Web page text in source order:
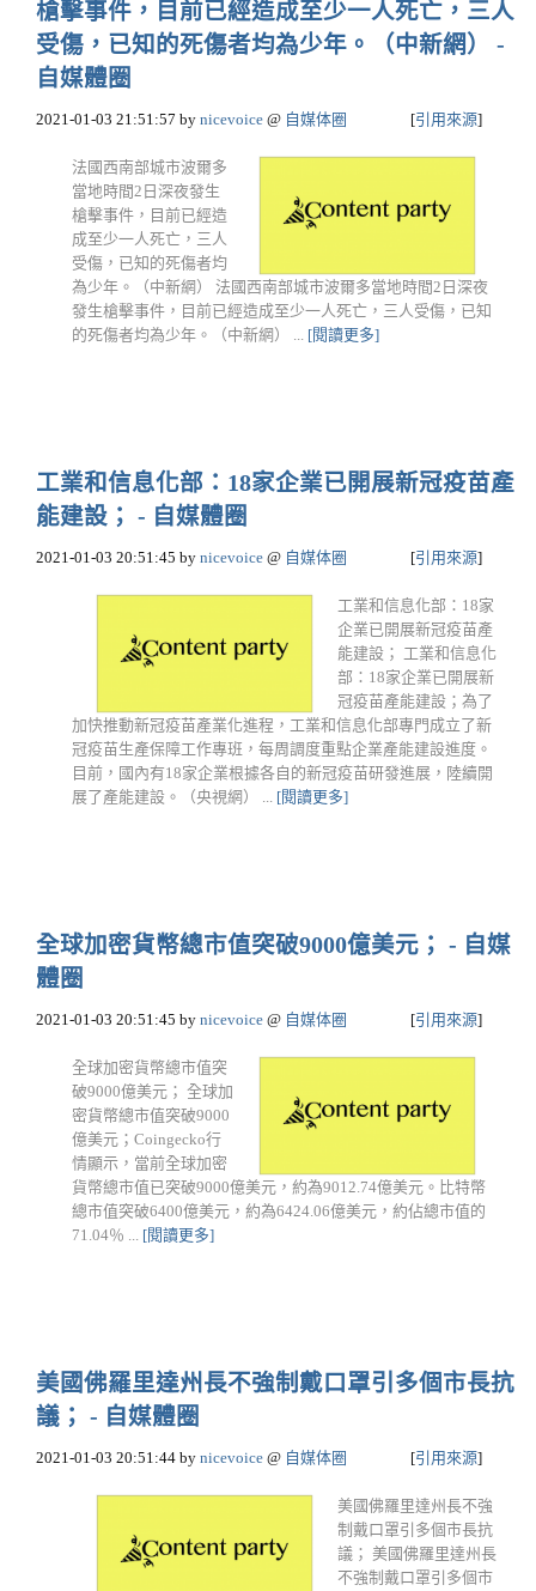
槍擊事件，目前已經造成至少一人死亡，三人
受傷，已知的死傷者均為少年。（中新網） -
自媒體圈
2021-01-03 21:51:57 by nicevoice @ 自媒体圈 [引用來源]
法國西南部城市波爾多
當地時間2日深夜發生
槍擊事件，目前已經造
成至少一人死亡，三人
受傷，已知的死傷者均
為少年。（中新網） 法國西南部城市波爾多當地時間2日深夜
發生槍擊事件，目前已經造成至少一人死亡，三人受傷，已知
的死傷者均為少年。（中新網） ... [閱讀更多]
工業和信息化部：18家企業已開展新冠疫苗產
能建設； - 自媒體圈
2021-01-03 20:51:45 by nicevoice @ 自媒体圈 [引用來源]
工業和信息化部：18家
企業已開展新冠疫苗產
能建設； 工業和信息化
部：18家企業已開展新
冠疫苗產能建設；為了
加快推動新冠疫苗產業化進程，工業和信息化部專門成立了新
冠疫苗生產保障工作專班，每周調度重點企業產能建設進度。
目前，國內有18家企業根據各自的新冠疫苗研發進展，陸續開
展了產能建設。（央視網） ... [閱讀更多]
全球加密貨幣總市值突破9000億美元； - 自媒
體圈
2021-01-03 20:51:45 by nicevoice @ 自媒体圈 [引用來源]
全球加密貨幣總市值突
破9000億美元； 全球加
密貨幣總市值突破9000
億美元；Coingecko行
情顯示，當前全球加密
貨幣總市值已突破9000億美元，約為9012.74億美元。比特幣
總市值突破6400億美元，約為6424.06億美元，約佔總市值的
71.04％ ... [閱讀更多]
美國佛羅里達州長不強制戴口罩引多個市長抗
議； - 自媒體圈
2021-01-03 20:51:44 by nicevoice @ 自媒体圈 [引用來源]
美國佛羅里達州長不強
制戴口罩引多個市長抗
議； 美國佛羅里達州長
不強制戴口罩引多個市